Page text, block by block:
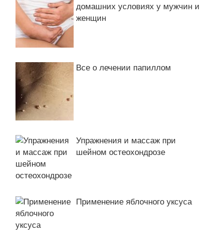
домашних условиях у мужчин и
женщин
Все о лечении папиллом
Упражнения и массаж при
шейном остеохондрозе
Применение яблочного уксуса